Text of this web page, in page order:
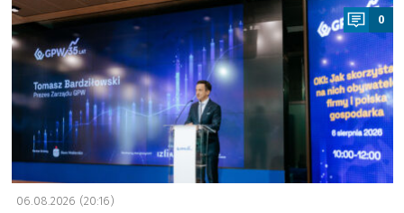
0
06.08.2026 (20:16)